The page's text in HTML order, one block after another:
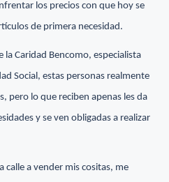
los precios con que hoy se
de primera necesidad.
la Caridad Bencomo, especialista
Social, estas personas realmente
pero lo que reciben apenas les da
y se ven obligadas a realizar
calle a vender mis cositas, me